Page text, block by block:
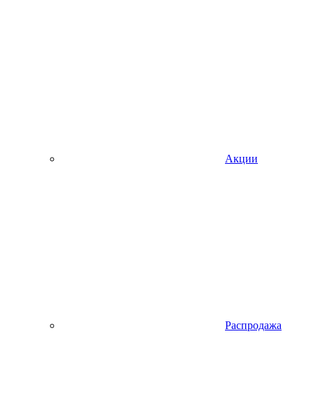
Акции
Распродажа